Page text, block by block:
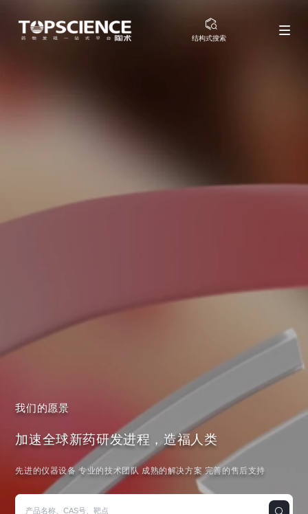
结构式搜索
我们的愿景
加速全球新药研发进程，造福人类
先进的仪器设备 专业的技术团队 成熟的解决方案 完善的售后支持